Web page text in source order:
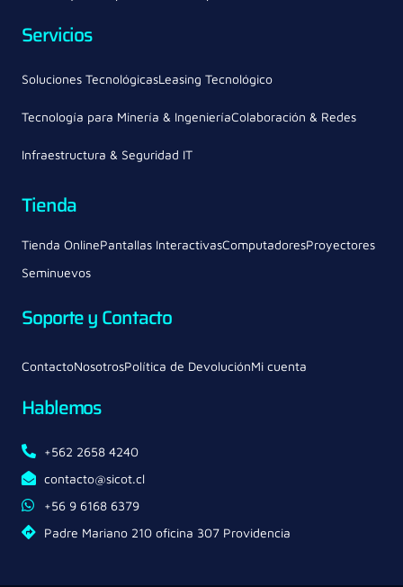
Servicios
Soluciones TecnológicasLeasing Tecnológico
Tecnología para Minería & IngenieríaColaboración & Redes
Infraestructura & Seguridad IT
Tienda
Tienda OnlinePantallas InteractivasComputadoresProyectores
Seminuevos
Soporte y Contacto
ContactoNosotrosPolítica de DevoluciónMi cuenta
Hablemos
+562 2658 4240
contacto@sicot.cl
+56 9 6168 6379
Padre Mariano 210 oficina 307 Providencia